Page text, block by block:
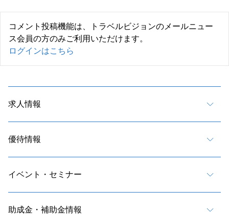
コメント投稿機能は、トラベルビジョンのメールニュー
ス会員の方のみご利用いただけます。
ログインはこちら
求人情報
優待情報
イベント・セミナー
助成金・補助金情報